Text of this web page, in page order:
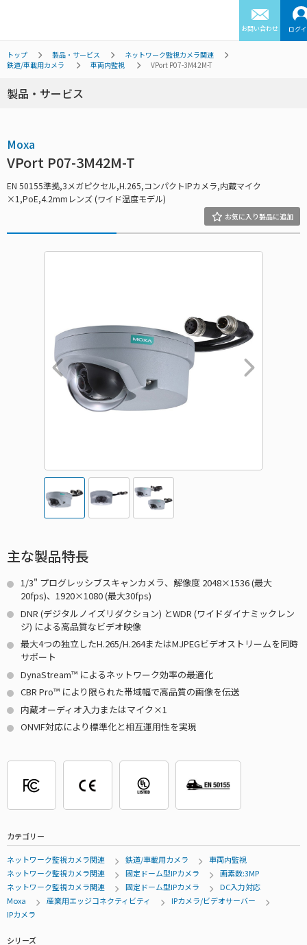
お問い合わせ ログ
トップ 製品・サービス
ネットワーク監視カメラ関連
鉄道/車載用カメラ
車両内監視 VPort P07-3M42M-T
製品・サービス
Moxa
VPort P07-3M42M-T
EN 50155準拠,3メガピクセル,H.265,コンパクトIPカメラ,内蔵マイク
×1,PoE,4.2mmレンズ (ワイド温度モデル)
主な製品特長
1/3" プログレッシブスキャンカメラ、解像度 2048×1536 (最大
20fps)、1920×1080 (最大30fps)
DNR (デジタルノイズリダクション) とWDR (ワイドダイナミックレン
ジ) による高品質なビデオ映像
最大4つの独立したH.265/H.264またはMJPEGビデオストリームを同時
サポート
DynaStream™ によるネットワーク効率の最適化
CBR Pro™ により限られた帯域幅で高品質の画像を伝送
内蔵オーディオ入力またはマイク×1
ONVIF対応により標準化と相互運用性を実現
カテゴリー
ネットワーク監視カメラ関連 鉄道/車載用カメラ
車両内監視
ネットワーク監視カメラ関連
固定ドーム型IPカメラ
画素数:3MP
ネットワーク監視カメラ関連
固定ドーム型IPカメラ
DC入力対応
Moxa
産業用エッジコネクティビティ
IPカメラ/ビデオサーバー
IPカメラ
シリーズ